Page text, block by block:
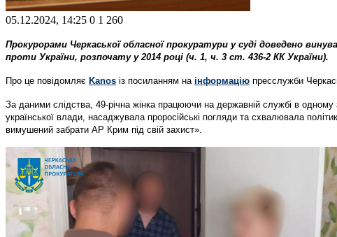
05.12.2024, 14:25 0 1 260
Прокурорами Черкаської обласної прокуратури у суді доведено
проти України, розпочату у 2014 році (ч. 1, ч. 3 ст. 436-2 КК України).
Про це повідомляє Kanos із посиланням на інформацію пресслужби
За даними слідства, 49-річна жінка працюючи на державній службі в
української влади, насаджувала проросійські погляди та схвалювала
вимушений забрати АР Крим під свій захист».